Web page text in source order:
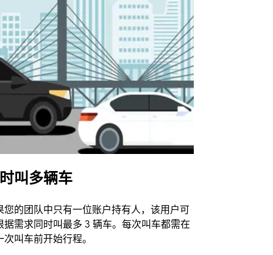
叫多辆车
您的团队中只有一位账户持有人，该用户可
据需求同时叫最多 3 辆车。每次叫车都需在
次叫车前开始行程。